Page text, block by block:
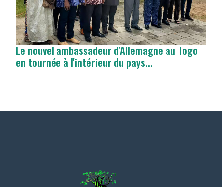
Le nouvel ambassadeur d'Allemagne au Togo
en tournée à l'intérieur du pays...